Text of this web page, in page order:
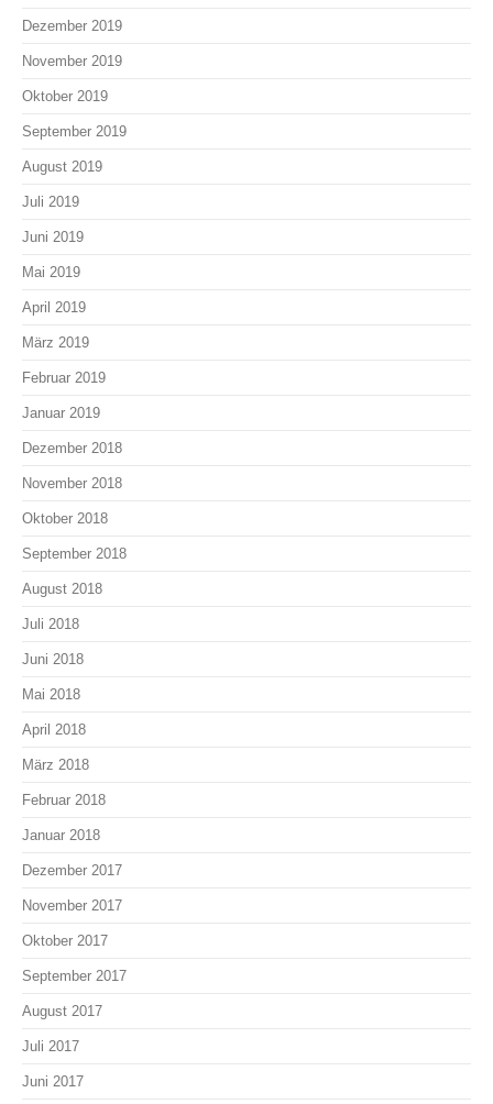
Dezember 2019
November 2019
Oktober 2019
September 2019
August 2019
Juli 2019
Juni 2019
Mai 2019
April 2019
März 2019
Februar 2019
Januar 2019
Dezember 2018
November 2018
Oktober 2018
September 2018
August 2018
Juli 2018
Juni 2018
Mai 2018
April 2018
März 2018
Februar 2018
Januar 2018
Dezember 2017
November 2017
Oktober 2017
September 2017
August 2017
Juli 2017
Juni 2017